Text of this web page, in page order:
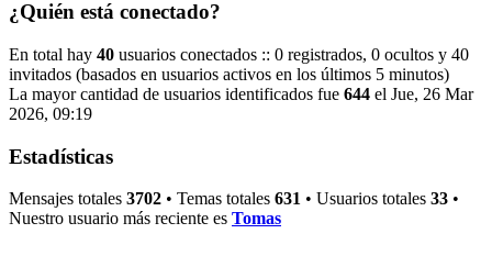
¿Quién está conectado?
En total hay 40 usuarios conectados :: 0 registrados, 0 ocultos y 40
invitados (basados en usuarios activos en los últimos 5 minutos)
La mayor cantidad de usuarios identificados fue 644 el Jue, 26 Mar
2026, 09:19
Estadísticas
Mensajes totales 3702 • Temas totales 631 • Usuarios totales 33 •
Nuestro usuario más reciente es Tomas